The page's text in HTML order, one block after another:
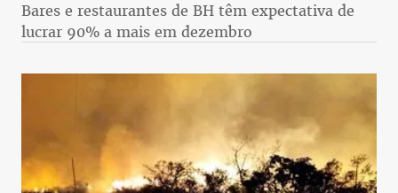
Bares e restaurantes de BH têm expectativa de
lucrar 90% a mais em dezembro